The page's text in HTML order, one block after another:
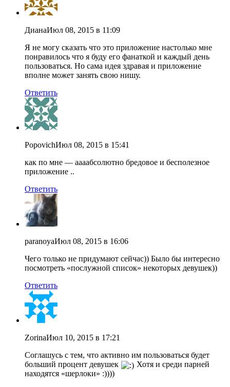
ДианаИюл 08, 2015 в 11:09
Я не могу сказать что это приложение настолько мне
понравилось что я буду его фанаткой и каждый день
пользоваться. Но сама идея здравая и приложение
вполне может занять свою нишу.
Ответить
PopovichИюл 08, 2015 в 15:41
как по мне — аааабсолютно бредовое и бесполезное
приложение ..
Ответить
paranoyaИюл 08, 2015 в 16:06
Чего только не придумают сейчас)) Было бы интересно
посмотреть «послужной список» некоторых девушек))
Ответить
ZorinaИюл 10, 2015 в 17:21
Соглашусь с тем, что активно им пользоваться будет
больший процент девушек
Хотя и среди парней
находятся «шерлоки» :))))